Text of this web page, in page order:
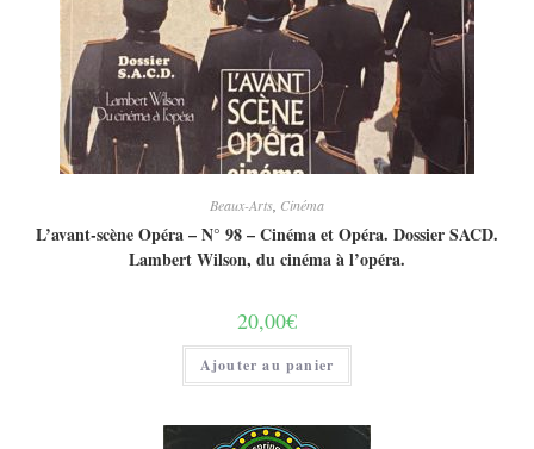
Beaux-Arts Cinéma
L’avant-scène Opéra – N° 98 – Cinéma et Opéra. Dossier SACD.
Lambert Wilson, du cinéma à l’opéra.
20,00€
Ajouter au panier